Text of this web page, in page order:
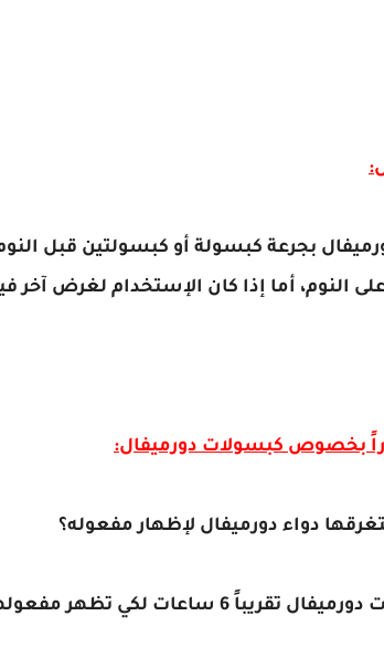
بجرعة كبسولة أو كبسولتين قبل
على النوم، أما إذا كان الإستخدام لغرض آخر
بخصوص كبسولات دورميفال:
دواء دورميفال لإظهار مفعوله؟
مفعولها ولملاحظة تحسن في حالة المريض.